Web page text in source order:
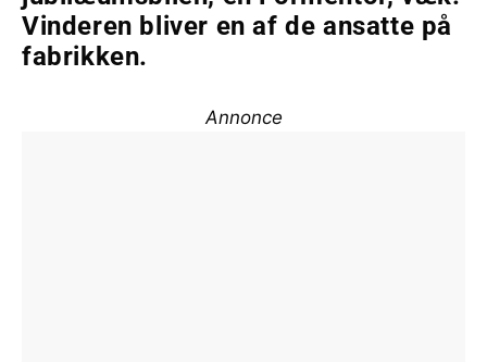
Vinderen bliver en af de ansatte på
fabrikken.
Annonce